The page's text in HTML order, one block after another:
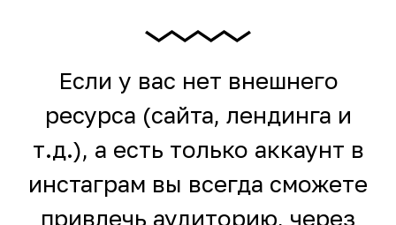
Если у вас нет внешнего
ресурса (сайта, лендинга и
т.д.), а есть только аккаунт в
инстаграм вы всегда сможете
привлечь аудиторию, через